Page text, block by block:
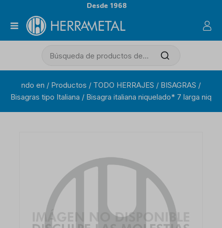
Desde 1968
ndo en / Productos / TODO HERRAJES / BISAGRAS /
Bisagras tipo Italiana / Bisagra italiana niquelado* 7 larga niq